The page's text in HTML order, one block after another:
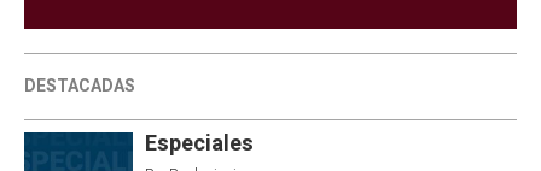
DESTACADAS
Especiales